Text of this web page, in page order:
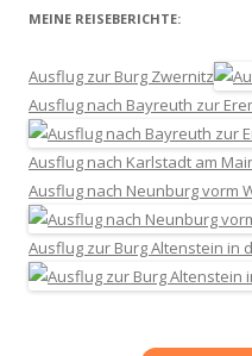
MEINE REISEBERICHTE:
Ausflug zur Burg Zwernitz
Ausflug nach Bayreuth zur
Ausflug nach Karlstadt am
Ausflug nach Neunburg vorm
Ausflug zur Burg Altenstein in